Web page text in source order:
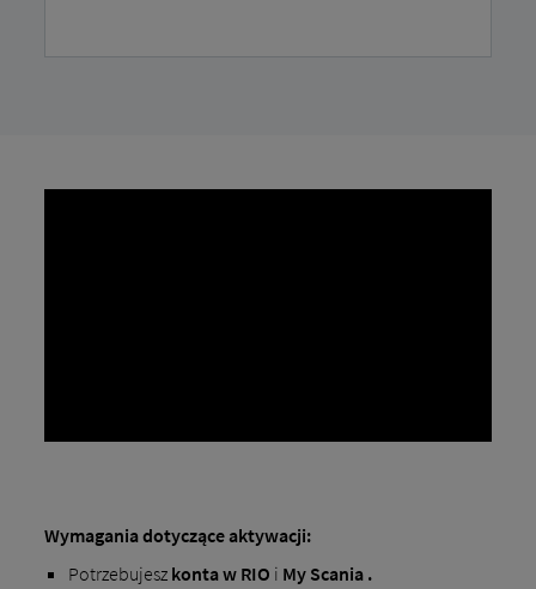
Wymagania dotyczące aktywacji:
Potrzebujesz kontaw RIO i My Scania .